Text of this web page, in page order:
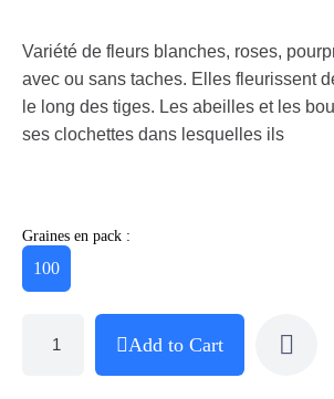
Variété de fleurs blanches, roses,
avec ou sans taches. Elles fleurissent
le long des tiges. Les abeilles et les
ses clochettes dans lesquelles ils
Graines en pack :
100
Add to Cart